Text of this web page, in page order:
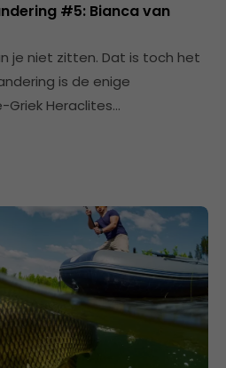
#5: Bianca van
je niet zitten. Dat is toch het
is de enige
Heraclites…